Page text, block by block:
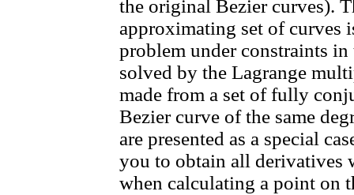
the original Bezier curves).
approximating set of curves
problem under constraints
solved by the Lagrange
made from a set of fully
Bezier curve of the same
are presented as a special
you to obtain all derivatives
when calculating a point on